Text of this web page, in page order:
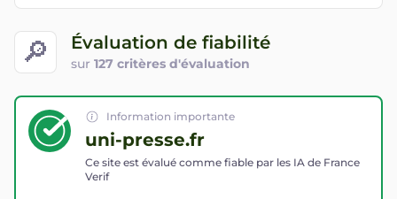
🔎 Évaluation de fiabilité
sur 127 critères d'évaluation
Information importante
uni-presse.fr
Ce site est évalué comme fiable par les IA de France
Verif